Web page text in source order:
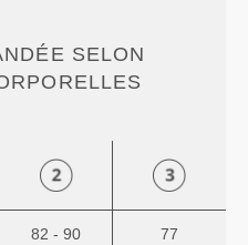
SELON
82 - 90
77